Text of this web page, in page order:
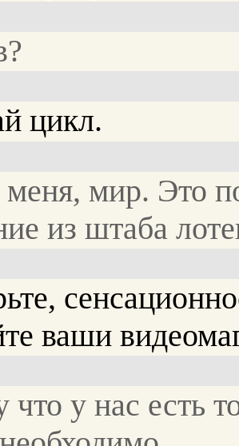
цикл.
мир. Это
из штаба
ваши
что у нас есть